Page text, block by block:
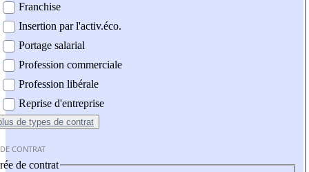
Franchise
Insertion par l'activ.éco.
Portage salarial
Profession commerciale
Profession libérale
Reprise d'entreprise
de types de contrat
CONTRAT
de contrat